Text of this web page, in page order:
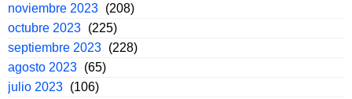
noviembre 2023 (208)
octubre 2023 (225)
septiembre 2023 (228)
agosto 2023 (65)
julio 2023 (106)